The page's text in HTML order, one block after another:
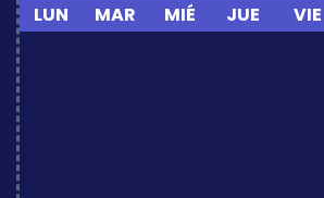
LUN MAR MIÉ JUE VIE